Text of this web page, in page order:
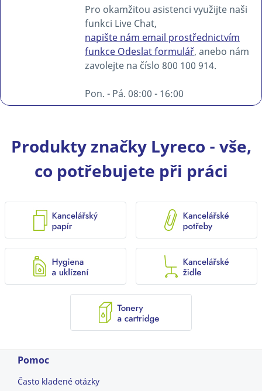
Pro okamžitou asistenci využijte naši
funkci Live Chat,
napište nám email prostřednictvím
funkce Odeslat formulář, anebo nám
zavolejte na číslo 800 100 914.
Pon. - Pá. 08:00 - 16:00
Produkty značky Lyreco - vše,
co potřebujete při práci
Pomoc
Často kladené otázky